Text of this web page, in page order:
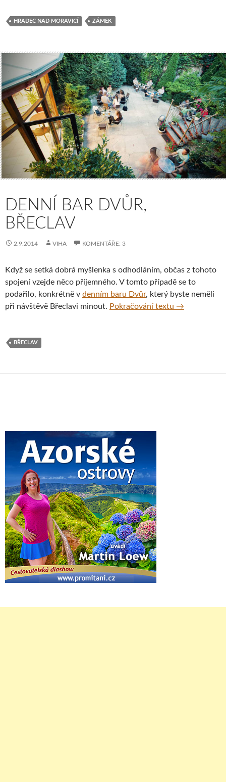
HRADEC NAD MORAVICÍ ZÁMEK
DENNÍ BAR DVŮR,
BŘECLAV
2.9.2014 VIHA KOMENTÁŘE: 3
Když se setká dobrá myšlenka s odhodláním, občas z tohoto
spojení vzejde něco příjemného. V tomto případě se to
podařilo, konkrétně v denním baru Dvůr, který byste neměli
při návštěvě Břeclavi minout. Pokračování textu Denní bar
→
BŘECLAV